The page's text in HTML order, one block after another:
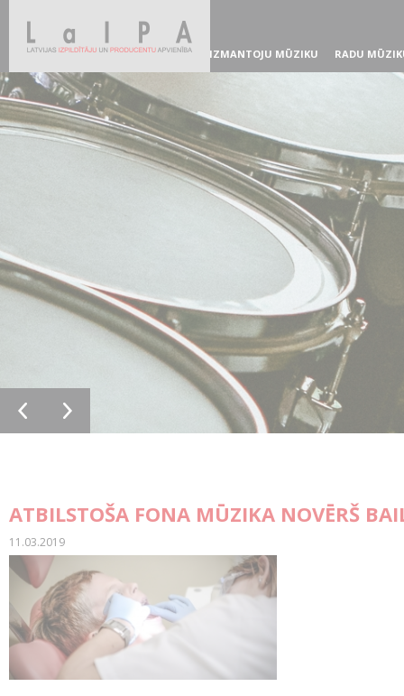
IZMANTOJU MŪZIKU RADU
ATBILSTOŠA FONA MŪZIKA NOVĒRŠ
11.03.2019